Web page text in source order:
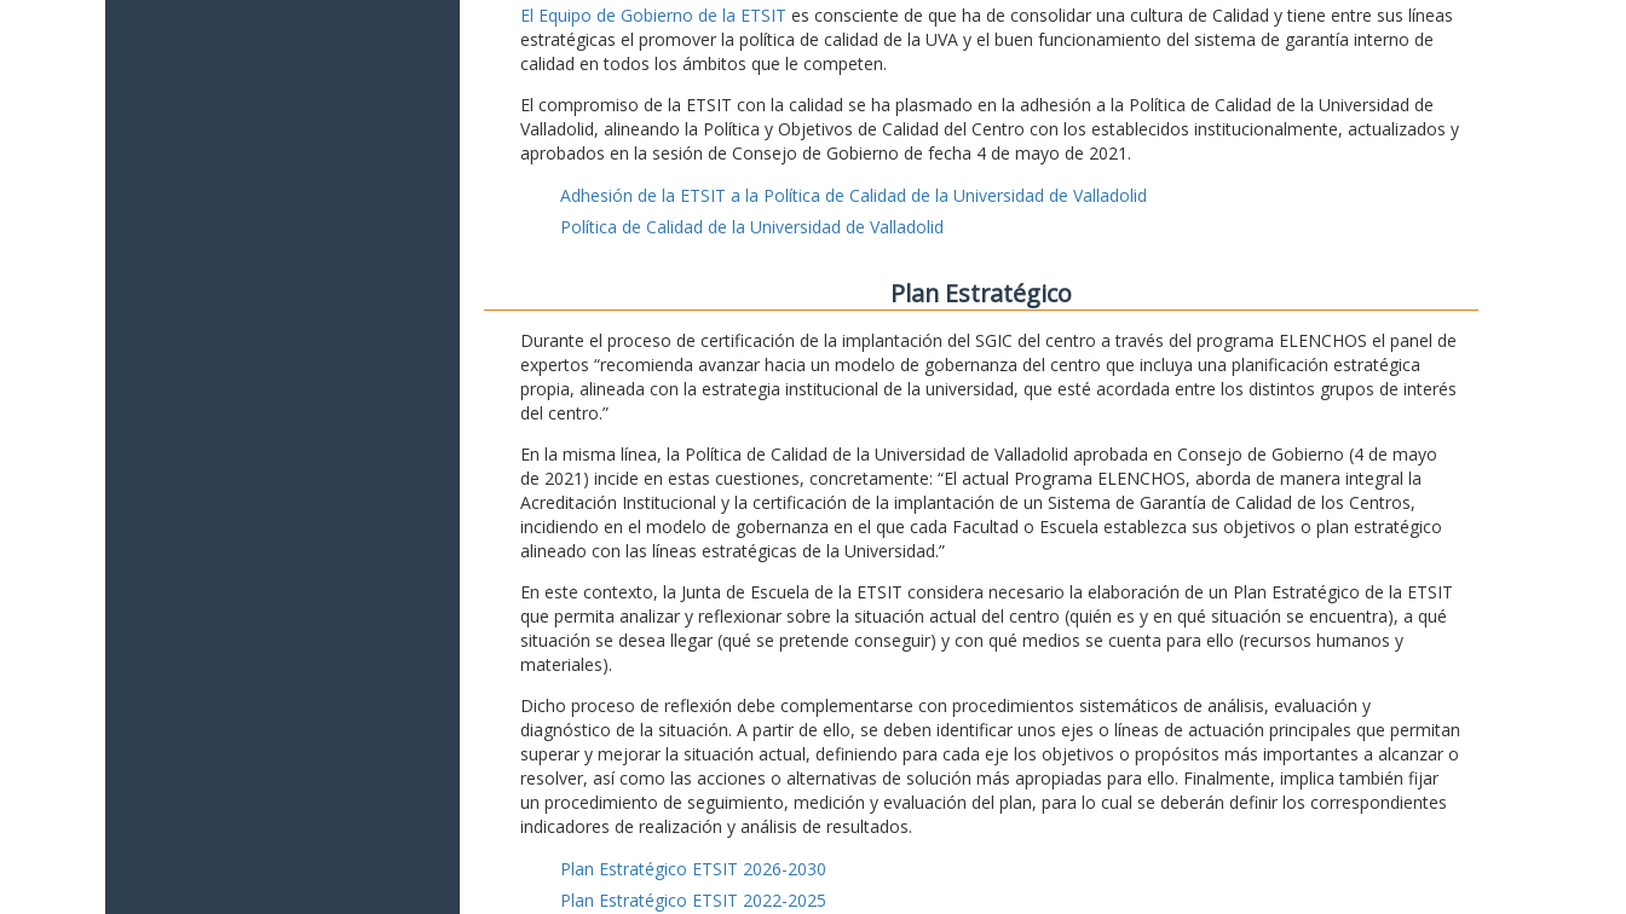
El Equipo de Gobierno de la ETSIT es consciente de que ha de consolidar una cultura de Calidad y tiene entre sus líneas
estratégicas el promover la política de calidad de la UVA y el buen funcionamiento del sistema de garantía interno de
calidad en todos los ámbitos que le competen.
El compromiso de la ETSIT con la calidad se ha plasmado en la adhesión a la Política de Calidad de la Universidad de
Valladolid, alineando la Política y Objetivos de Calidad del Centro con los establecidos institucionalmente, actualizados y
aprobados en la sesión de Consejo de Gobierno de fecha 4 de mayo de 2021.
Adhesión de la ETSIT a la Política de Calidad de la Universidad de Valladolid
Política de Calidad de la Universidad de Valladolid
Plan Estratégico
Durante el proceso de certificación de la implantación del SGIC del centro a través del programa ELENCHOS el panel de
expertos “recomienda avanzar hacia un modelo de gobernanza del centro que incluya una planificación estratégica
propia, alineada con la estrategia institucional de la universidad, que esté acordada entre los distintos grupos de interés
del centro.”
En la misma línea, la Política de Calidad de la Universidad de Valladolid aprobada en Consejo de Gobierno (4 de mayo
de 2021) incide en estas cuestiones, concretamente: “El actual Programa ELENCHOS, aborda de manera integral la
Acreditación Institucional y la certificación de la implantación de un Sistema de Garantía de Calidad de los Centros,
incidiendo en el modelo de gobernanza en el que cada Facultad o Escuela establezca sus objetivos o plan estratégico
alineado con las líneas estratégicas de la Universidad.”
En este contexto, la Junta de Escuela de la ETSIT considera necesario la elaboración de un Plan Estratégico de la ETSIT
que permita analizar y reflexionar sobre la situación actual del centro (quién es y en qué situación se encuentra), a qué
situación se desea llegar (qué se pretende conseguir) y con qué medios se cuenta para ello (recursos humanos y
materiales).
Dicho proceso de reflexión debe complementarse con procedimientos sistemáticos de análisis, evaluación y
diagnóstico de la situación. A partir de ello, se deben identificar unos ejes o líneas de actuación principales que permitan
superar y mejorar la situación actual, definiendo para cada eje los objetivos o propósitos más importantes a alcanzar o
resolver, así como las acciones o alternativas de solución más apropiadas para ello. Finalmente, implica también fijar
un procedimiento de seguimiento, medición y evaluación del plan, para lo cual se deberán definir los correspondientes
indicadores de realización y análisis de resultados.
Plan Estratégico ETSIT 2026-2030
Plan Estratégico ETSIT 2022-2025